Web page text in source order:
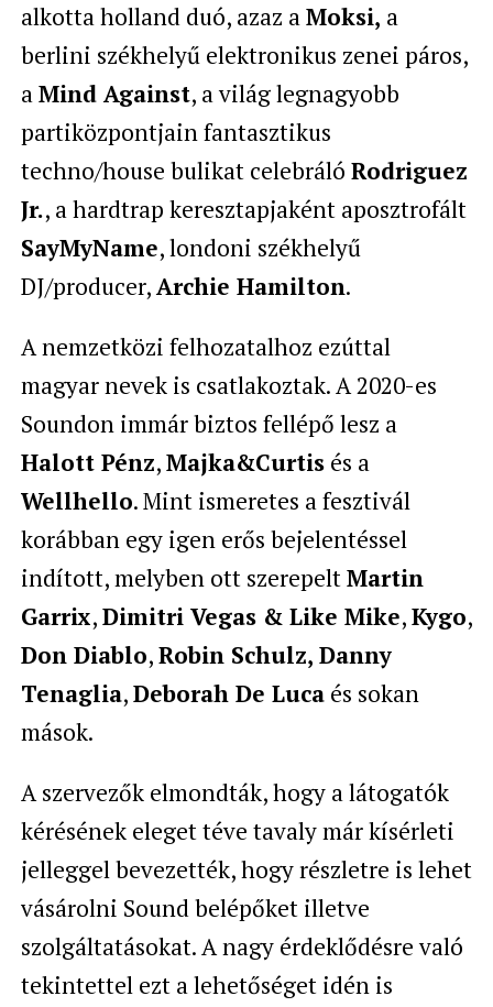
alkotta holland duó, azaz aMoksi, a
berlini székhelyű elektronikus zenei páros,
aMind Against, a világ legnagyobb
partiközpontjain fantasztikus
techno/house bulikat celebráló Rodriguez
Jr., a hardtrap keresztapjaként aposztrofált
SayMyName, londoni székhelyű
DJ/producer,Archie Hamilton.
A nemzetközi felhozatalhoz ezúttal
magyar nevek is csatlakoztak. A 2020-es
Soundon immár biztos fellépő lesz a
Halott Pénz,Majka&Curtisés a
Wellhello. Mint ismeretes a fesztivál
korábban egy igen erős bejelentéssel
indított, melyben ott szerepeltMartin
Garrix,Dimitri Vegas & Like Mike,Kygo,
Don Diablo,Robin Schulz, Danny
Tenaglia,Deborah De Lucaés sokan
mások.
A szervezők elmondták, hogy a látogatók
kérésének eleget téve tavaly már kísérleti
jelleggel bevezették, hogy részletre is lehet
vásárolni Sound belépőket illetve
szolgáltatásokat. A nagy érdeklődésre való
tekintettel ezt a lehetőséget idén is